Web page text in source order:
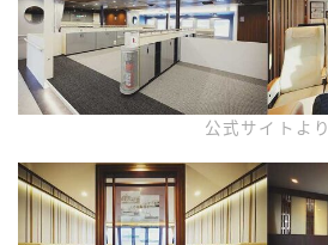
公式サイトより